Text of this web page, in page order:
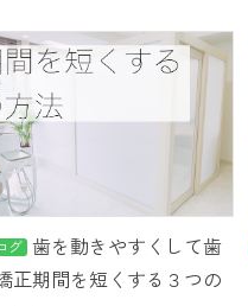
グ 歯を動きやすくして歯
正期間を短くする３つの